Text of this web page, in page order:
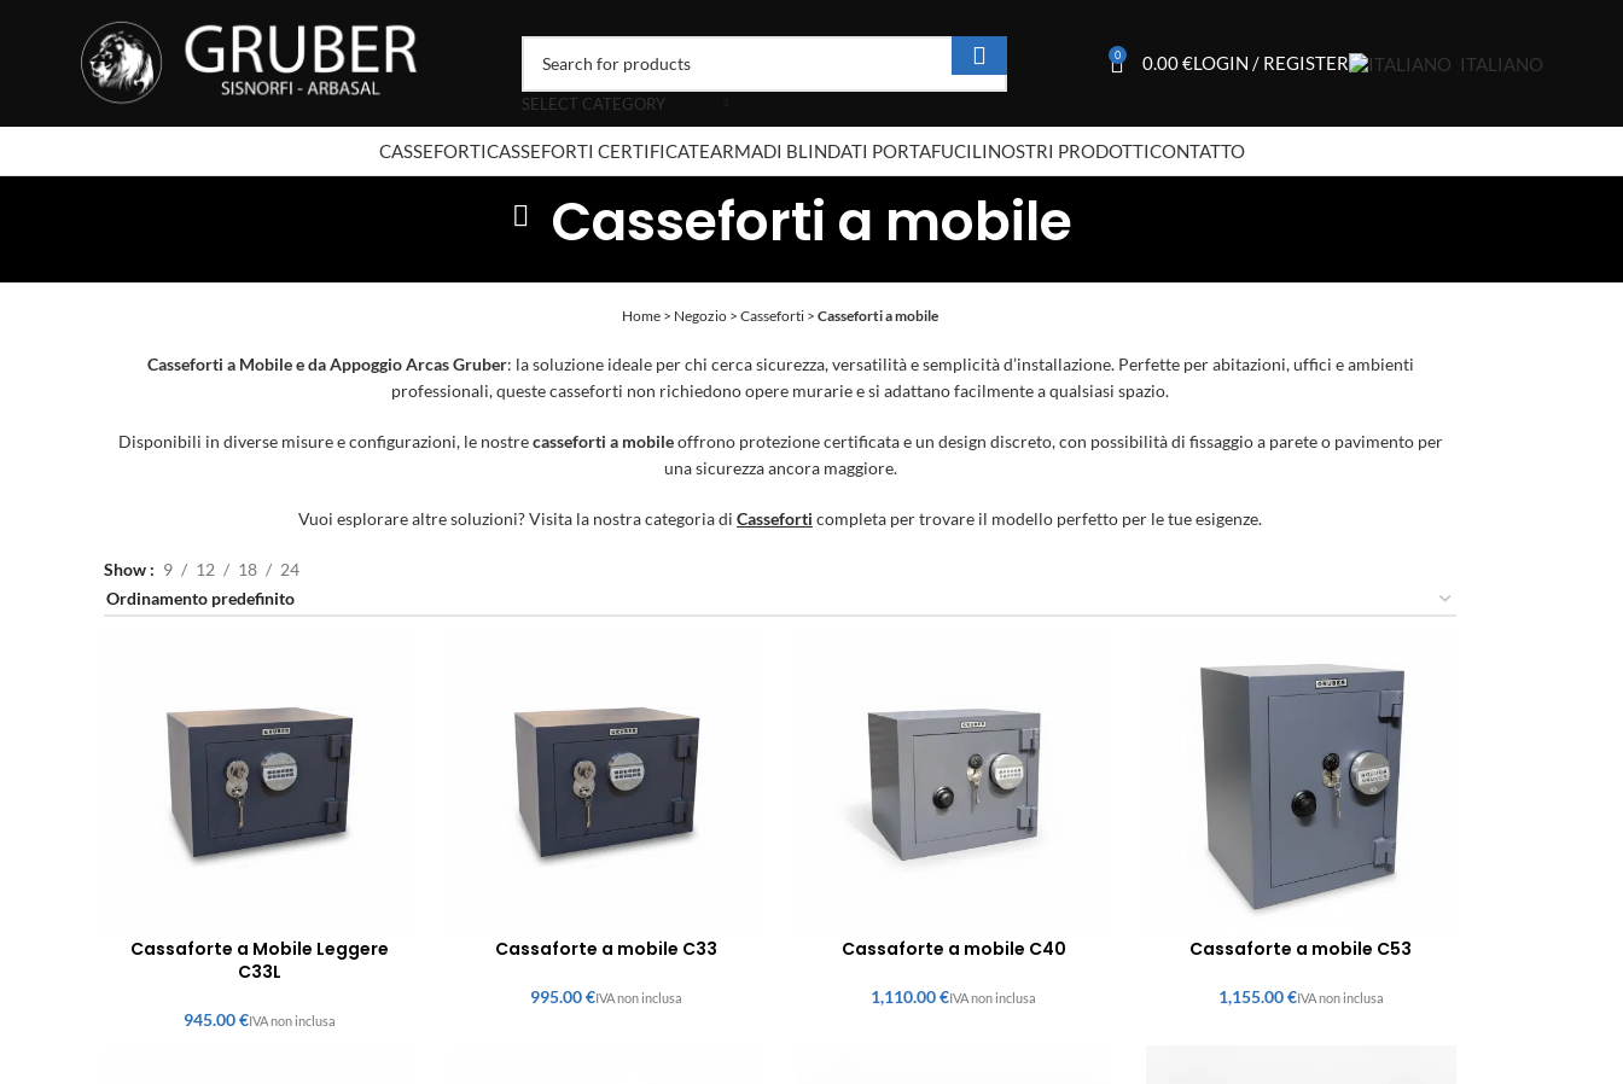
SELECT CATEGORY
0 0.00€LOGIN / REGISTER ITALIANO
CASSEFORTICASSEFORTI CERTIFICATEARMADI BLINDATI PORTAFUCILINOSTRI PRODOTTICONTATTO
Casseforti a mobile
Home > Negozio > Casseforti > Casseforti a mobile
Casseforti a Mobile e da Appoggio Arcas Gruber: la soluzione ideale per chi cerca sicurezza, versatilità e semplicità d’installazione. Perfette per abitazioni, uffici e ambienti
professionali, queste casseforti non richiedono opere murarie e si adattano facilmente a qualsiasi spazio.
Disponibili in diverse misure e configurazioni, le nostrecasseforti a mobileoffrono protezione certificata e un design discreto, con possibilità di fissaggio a parete o pavimento per
una sicurezza ancora maggiore.
Vuoi esplorare altre soluzioni? Visita la nostra categoria di Casseforti completa per trovare il modello perfetto per le tue esigenze.
Show 9 12 18 24
Cassaforte a Mobile Leggere
C33L
€
Cassaforte a mobile C33
€
Cassaforte a mobile C40
€
Cassaforte a mobile C53
€